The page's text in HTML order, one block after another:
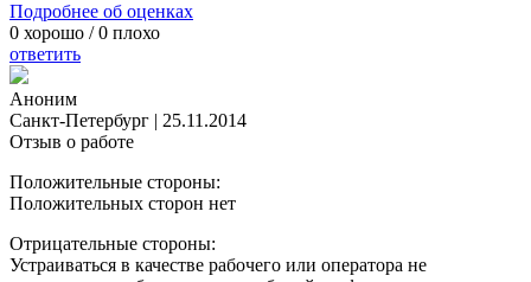
Подробнее об оценках
0 хорошо /0 плохо
ответить
Аноним
Санкт-Петербург | 25.11.2014
Отзыв о работе
Положительные стороны:
Положительных сторон нет
Отрицательные стороны:
Устраиваться в качестве рабочего или оператора не